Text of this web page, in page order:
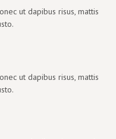
ut dapibus risus, mattis
ut dapibus risus, mattis